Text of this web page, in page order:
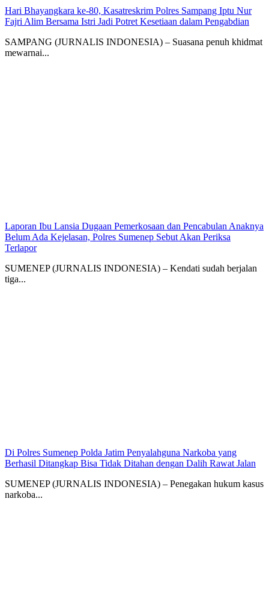
Hari Bhayangkara ke-80, Kasatreskrim Polres Sampang Iptu Nur
Fajri Alim Bersama Istri Jadi Potret Kesetiaan dalam Pengabdian
SAMPANG (JURNALIS INDONESIA) – Suasana penuh khidmat
mewarnai...
Laporan Ibu Lansia Dugaan Pemerkosaan dan Pencabulan Anaknya
Belum Ada Kejelasan, Polres Sumenep Sebut Akan Periksa
Terlapor
SUMENEP (JURNALIS INDONESIA) – Kendati sudah berjalan
tiga...
Di Polres Sumenep Polda Jatim Penyalahguna Narkoba yang
Berhasil Ditangkap Bisa Tidak Ditahan dengan Dalih Rawat Jalan
SUMENEP (JURNALIS INDONESIA) – Penegakan hukum kasus
narkoba...